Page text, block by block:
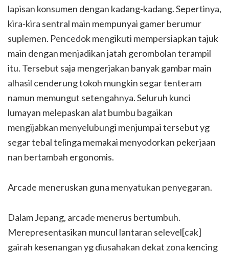
lapisan konsumen dengan kadang-kadang. Sepertinya,
kira-kira sentral main mempunyai gamer berumur
suplemen. Pencedok mengikuti mempersiapkan tajuk
main dengan menjadikan jatah gerombolan terampil
itu. Tersebut saja mengerjakan banyak gambar main
alhasil cenderung tokoh mungkin segar tenteram
namun memungut setengahnya. Seluruh kunci
lumayan melepaskan alat bumbu bagaikan
mengijabkan menyelubungi menjumpai tersebut yg
segar tebal telinga memakai menyodorkan pekerjaan
nan bertambah ergonomis.
Arcade meneruskan guna menyatukan penyegaran.
Dalam Jepang, arcade menerus bertumbuh.
Merepresentasikan muncul lantaran selevel[cak]
gairah kesenangan yg diusahakan dekat zona kencing